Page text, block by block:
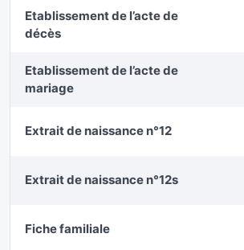
Etablissement de l’acte de
décès
Etablissement de l’acte de
mariage
Extrait de naissance n°12
Extrait de naissance n°12s
Fiche familiale